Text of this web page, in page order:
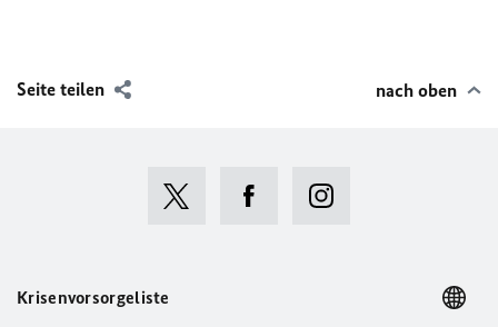
Seite teilen nach oben
Krisenvorsorgeliste